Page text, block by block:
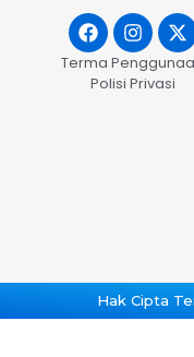
Terma
Polisi Privasi
Hak Cipta